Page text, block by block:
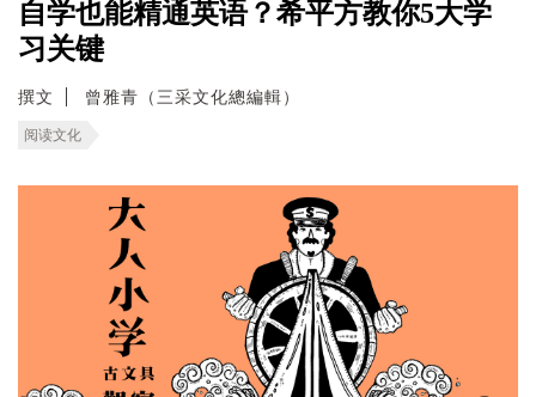
自学也能精通英语？希平方教你5大学
习关键
撰文 曾雅青（三采文化總編輯）
阅读文化